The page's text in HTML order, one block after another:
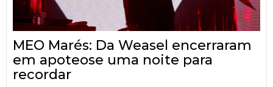
MEO Marés: Da Weasel encerraram
em apoteose uma noite para
recordar